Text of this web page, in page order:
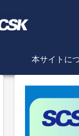
本サイトに